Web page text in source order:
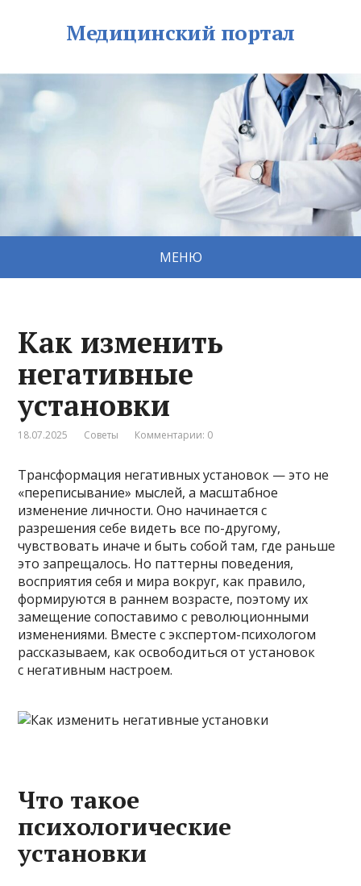
Медицинский портал
МЕНЮ
Как изменить
негативные
установки
18.07.2025 Советы Комментарии: 0
Трансформация негативных установок — это не
«переписывание» мыслей, а масштабное
изменение личности. Оно начинается с
разрешения себе видеть все по-другому,
чувствовать иначе и быть собой там, где раньше
это запрещалось. Но паттерны поведения,
восприятия себя и мира вокруг, как правило,
формируются в раннем возрасте, поэтому их
замещение сопоставимо с революционными
изменениями. Вместе с экспертом-психологом
рассказываем, как освободиться от установок
с негативным настроем.
Что такое
психологические
установки